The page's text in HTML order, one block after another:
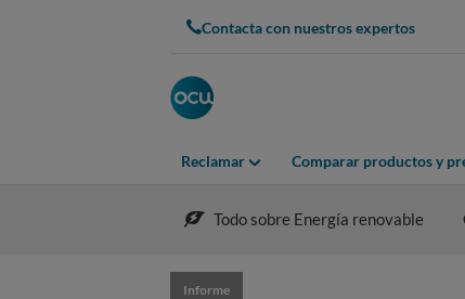
Contacta con nuestros expertos
Reclamar Comparar productos y
Todo sobre Energía renovable
Informe